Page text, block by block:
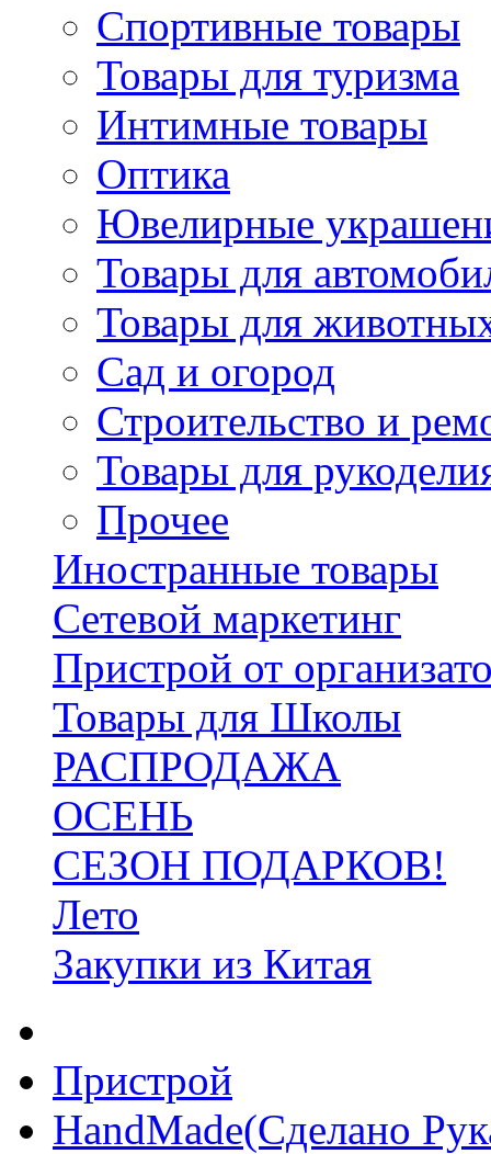
Спортивные товары
Товары для туризма
Интимные товары
Оптика
Ювелирные
Товары для
Товары для
Сад и огород
Строительство и
Товары для
Прочее
Иностранные товары
Сетевой маркетинг
Пристрой от
Товары для Школы
РАСПРОДАЖА
ОСЕНЬ
СЕЗОН ПОДАРКОВ!
Лето
Закупки из Китая
Пристрой
HandMade(Сделано